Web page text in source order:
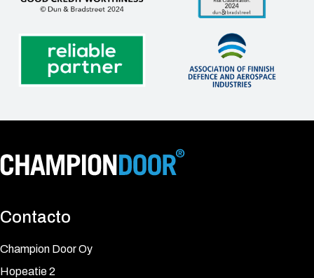
Contacto
Champion Door Oy
Hopeatie 2